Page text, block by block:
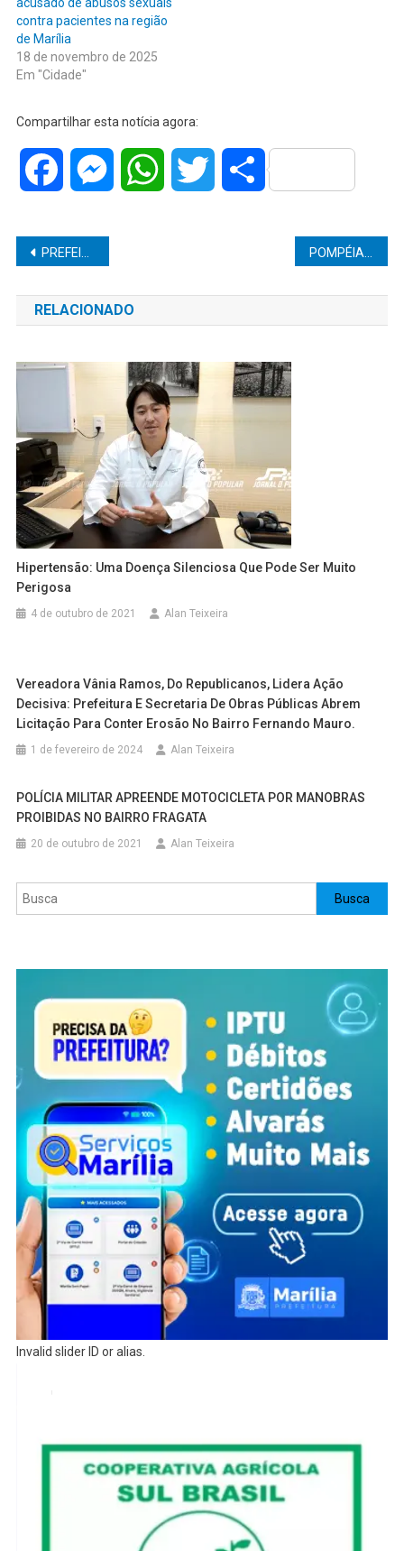
contra pacientes na região
de Marília
18 de novembro de 2025
Em "Cidade"
Compartilhar esta notícia agora:
Facebook MessengerWhatsAppTwitter Share
Navegação
de
Post
PREFEITO MATHEUS MORIS CONFIRMA FEIRA DA AMIZADE EM ORIENTE COM EDIÇÃO ESPECIAL NO MÊS DAS MÃES
RELACIONADO
Hipertensão: Uma Doença Silenciosa Que Pode Ser Muito
Perigosa
4 de outubro de 2021 Alan Teixeira
Vereadora Vânia Ramos, Do Republicanos, Lidera Ação
Decisiva: Prefeitura E Secretaria De Obras Públicas Abrem
Licitação Para Conter Erosão No Bairro Fernando Mauro.
1 de fevereiro de 2024 Alan Teixeira
POLÍCIA MILITAR APREENDE MOTOCICLETA POR MANOBRAS
PROIBIDAS NO BAIRRO FRAGATA
20 de outubro de 2021 Alan Teixeira
Pesquisar Busca
Invalid slider ID or alias.